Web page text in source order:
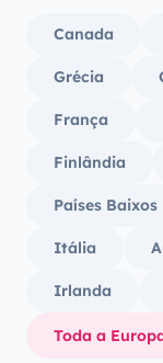
Canada
Grécia
França
Finlândia
Países Baixos
Itália
Irlanda
Toda a